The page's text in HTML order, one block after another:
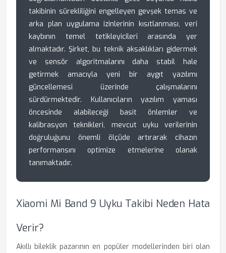
takibinin sürekliliğini engelleyen gevşek temas ve
arka plan uygulama izinlerinin kısıtlanması, veri
kaybının temel tetikleyicileri arasında yer
almaktadır. Şirket, bu teknik aksaklıkları gidermek
ve sensör algoritmalarını daha stabil hale
getirmek amacıyla yeni bir aygıt yazılımı
güncellemesi üzerinde çalışmalarını
sürdürmektedir. Kullanıcıların yazılım yaması
öncesinde alabileceği basit önlemler ve
kalibrasyon teknikleri, mevcut uyku verilerinin
doğruluğunu önemli ölçüde artırarak cihazın
performansını optimize etmelerine olanak
tanımaktadır.
Xiaomi Mi Band 9 Uyku Takibi Neden Hata
Verir?
Akıllı bileklik pazarının en popüler modellerinden biri olan